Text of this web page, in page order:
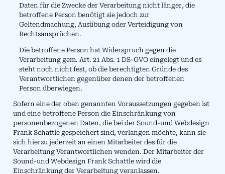
Daten für die Zwecke der Verarbeitung nicht länger, die
betroffene Person benötigt sie jedoch zur
Geltendmachung, Ausübung oder Verteidigung von
Rechtsansprüchen.
Die betroffene Person hat Widerspruch gegen die
Verarbeitung gem. Art. 21 Abs. 1 DS-GVO eingelegt und es
steht noch nicht fest, ob die berechtigten Gründe des
Verantwortlichen gegenüber denen der betroffenen
Person überwiegen.
Sofern eine der oben genannten Voraussetzungen gegeben ist
und eine betroffene Person die Einschränkung von
personenbezogenen Daten, die bei der Sound-und Webdesign
Frank Schattle gespeichert sind, verlangen möchte, kann sie
sich hierzu jederzeit an einen Mitarbeiter des für die
Verarbeitung Verantwortlichen wenden. Der Mitarbeiter der
Sound-und Webdesign Frank Schattle wird die
Einschränkung der Verarbeitung veranlassen.